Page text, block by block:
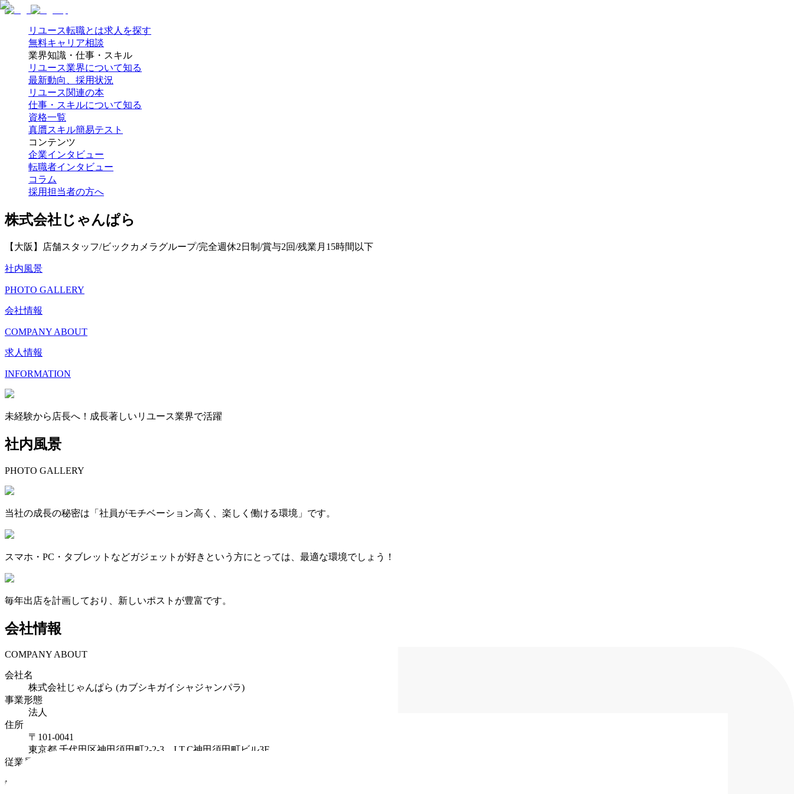
リユース転職とは求人を探す
無料キャリア相談
業界知識・仕事・スキル
リユース業界について知る
最新動向、採用状況
リユース関連の本
仕事・スキルについて知る
資格一覧
真贋スキル簡易テスト
コンテンツ
企業インタビュー
転職者インタビュー
コラム
採用担当者の方へ
株式会社じゃんぱら
【大阪】店舗スタッフ/ビックカメラグループ/完全週休2日制/賞与2回/残業月15時間以下
社内風景
PHOTO GALLERY
会社情報
COMPANY ABOUT
求人情報
INFORMATION
未経験から店長へ！成長著しいリユース業界で活躍
社内風景
PHOTO GALLERY
当社の成長の秘密は「社員がモチベーション高く、楽しく働ける環境」です。
スマホ・PC・タブレットなどガジェットが好きという方にとっては、最適な環境でしょう！
毎年出店を計画しており、新しいポストが豊富です。
会社情報
COMPANY ABOUT
会社名
株式会社じゃんぱら (カブシキガイシャジャンパラ)
事業形態
法人
住所
〒 101-0041
東京都 千代田区神田須田町2-2-3 I.T.C神田須田町ビル3F
従業員数
設立年月日